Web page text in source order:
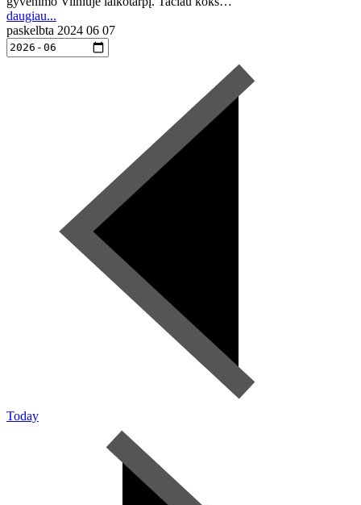
daugiau...
paskelbta 2024 06 07
Today